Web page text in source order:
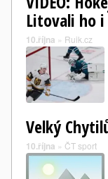
Litovali ho
10.října » Ruik.cz
Velký
10.října » ČT sport